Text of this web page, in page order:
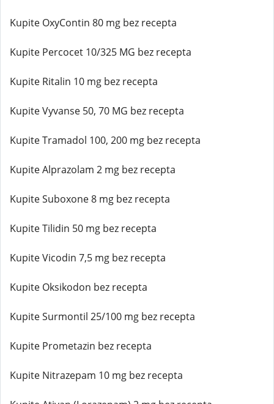
Kupite OxyContin 80 mg bez recepta
Kupite Percocet 10/325 MG bez recepta
Kupite Ritalin 10 mg bez recepta
Kupite Vyvanse 50, 70 MG bez recepta
Kupite Tramadol 100, 200 mg bez recepta
Kupite Alprazolam 2 mg bez recepta
Kupite Suboxone 8 mg bez recepta
Kupite Tilidin 50 mg bez recepta
Kupite Vicodin 7,5 mg bez recepta
Kupite Oksikodon bez recepta
Kupite Surmontil 25/100 mg bez recepta
Kupite Prometazin bez recepta
Kupite Nitrazepam 10 mg bez recepta